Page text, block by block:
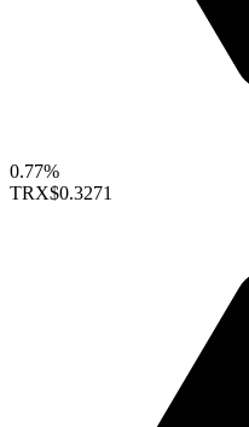
0.77%
TRX$0.3271